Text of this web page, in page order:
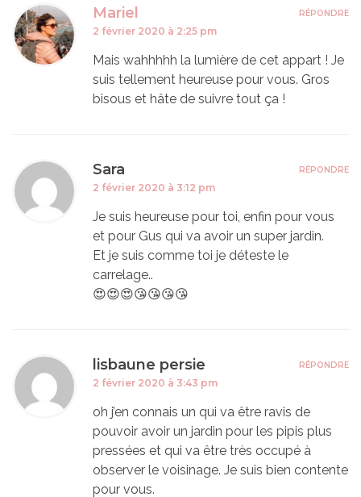
Mariel
2 février 2020 à 2:25 pm
Mais wahhhhh la lumière de cet appart ! Je
suis tellement heureuse pour vous. Gros
bisous et hâte de suivre tout ça !
RÉPONDRE
Sara
2 février 2020 à 3:12 pm
Je suis heureuse pour toi, enfin pour vous
et pour Gus qui va avoir un super jardin.
Et je suis comme toi je déteste le
carrelage..
😍😍😍😘😘😘😘
RÉPONDRE
lisbaune persie
2 février 2020 à 3:43 pm
oh j’en connais un qui va être ravis de
pouvoir avoir un jardin pour les pipis plus
pressées et qui va être très occupé à
observer le voisinage. Je suis bien contente
pour vous.
RÉPONDRE